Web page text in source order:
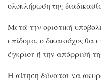
ολοκλήρωση της
Μετά την οριστική
επίδομα, ο δικαιούχος θα
έγκριση ή την απόρριψή
Η αίτηση δύναται να